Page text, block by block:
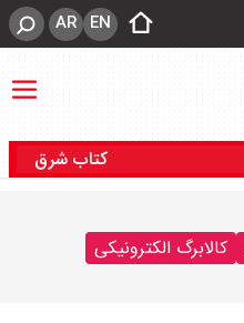
EN
AR
کتاب شرق
کالابرگ الکترونیکی